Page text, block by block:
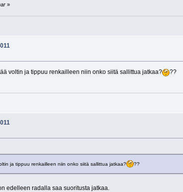
»
voltin ja tippuu renkailleen niin onko siitä sallittua jatkaa? ??
ja tippuu renkailleen niin onko siitä sallittua jatkaa? ??
edelleen radalla saa suoritusta jatkaa.